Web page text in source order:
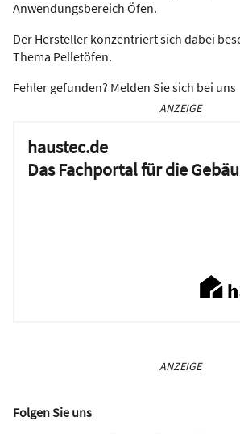
Anwendungsbereich Öfen.
Der Hersteller konzentriert sich dabei
Thema Pelletöfen.
Fehler gefunden? Melden Sie sich bei uns
ANZEIGE
haustec.de
Das Fachportal für die
ANZEIGE
Folgen Sie uns